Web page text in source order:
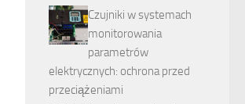
Czujniki w systemach
monitorowania
parametrów
elektrycznych: ochrona przed
przeciążeniami